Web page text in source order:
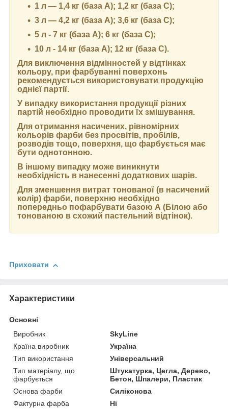
1 л — 1,4 кг (база А); 1,2 кг (база С);
3 л — 4,2 кг (база А); 3,6 кг (база C);
5 л - 7 кг (база А); 6 кг (база С);
10 л - 14 кг (база А); 12 кг (база С).
Для виключення відмінностей у відтінках
кольору, при фарбуванні поверхонь
рекомендується використовувати продукцію
однієї партії.
У випадку використання продукції різних
партій необхідно проводити їх змішування.
Для отримання насичених, рівномірних
кольорів фарби без просвітів, пробілів,
розводів тощо, поверхня, що фарбується має
бути однотонною.
В іншому випадку може виникнути
необхідність в нанесенні додаткових шарів.
Для зменшення витрат тонованої (в насичений
колір) фарби, поверхню необхідно
попередньо пофарбувати базою А (Білою або
тонованою в схожий пастельний відтінок).
Приховати
Характеристики
Основні
Виробник
SkyLine
Країна виробник
Україна
Тип використання
Універсальний
Тип матеріалу, що
фарбується
Штукатурка, Цегла, Дерево,
Бетон, Шпалери, Пластик
Основа фарби
Силіконова
Фактурна фарба
Ні